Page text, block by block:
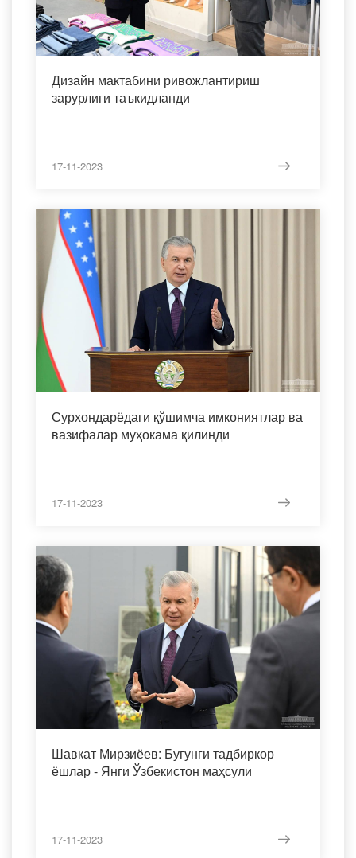
Дизайн мактабини ривожлантириш
зарурлиги таъкидланди
17-11-2023
Сурхондарёдаги қўшимча имкониятлар ва
вазифалар муҳокама қилинди
17-11-2023
Шавкат Мирзиёев: Бугунги тадбиркор
ёшлар - Янги Ўзбекистон маҳсули
17-11-2023